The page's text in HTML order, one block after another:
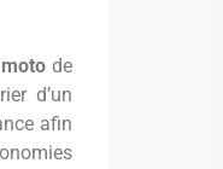
de
d’un
afin